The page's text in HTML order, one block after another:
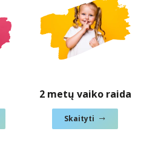
2 metų vaiko raida
Skaityti